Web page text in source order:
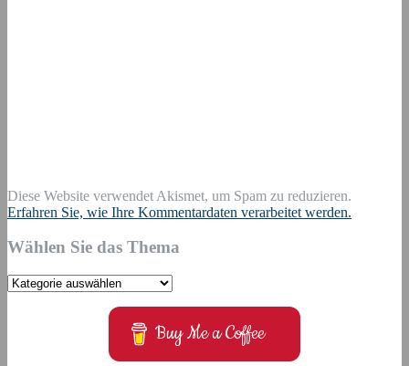
Diese Website verwendet Akismet, um Spam zu reduzieren.
Erfahren Sie, wie Ihre Kommentardaten verarbeitet werden.
Wählen Sie das Thema
Wählen
Buy Me a Coffee